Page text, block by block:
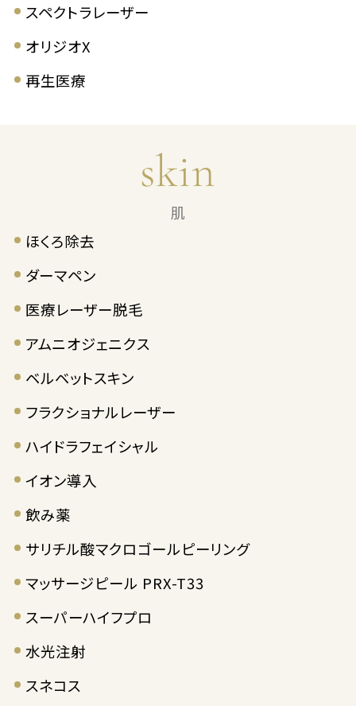
スペクトラレーザー
オリジオX
再生医療
skin
肌
ほくろ除去
ダーマペン
医療レーザー脱毛
アムニオジェニクス
ベルベットスキン
フラクショナルレーザー
ハイドラフェイシャル
イオン導入
飲み薬
サリチル酸マクロゴールピーリング
マッサージピール PRX-T33
スーパーハイフプロ
水光注射
スネコス